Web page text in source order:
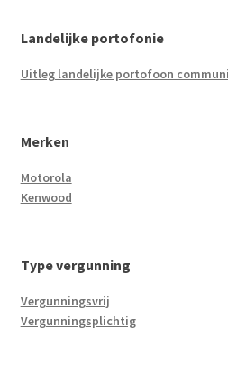
Landelijke portofonie
Uitleg landelijke portofoon
Merken
Motorola
Kenwood
Type vergunning
Vergunningsvrij
Vergunningsplichtig